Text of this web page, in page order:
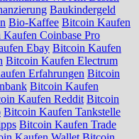
Baukindergeld
Bio-Kaffee Bitcoin Kaufen
Coinbase Pro
Ebay Bitcoin Kaufen
Bitcoin Kaufen Electrum
Erfahrungen Bitcoin
Bitcoin Kaufen
Kaufen Reddit Bitcoin
Bitcoin Kaufen Tankstelle
Bitcoin Kaufen Trade